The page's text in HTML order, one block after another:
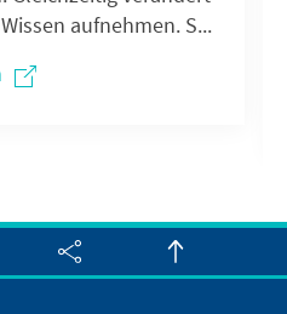
aufnehmen. S...